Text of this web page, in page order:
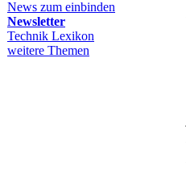
News zum einbinden
Newsletter
Technik Lexikon
weitere Themen